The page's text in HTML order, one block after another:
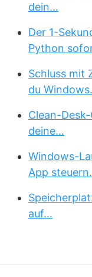
dein…
Der 1-
Python
Schluss mit
du
Clean-
deine…
Windows-
App
auf…